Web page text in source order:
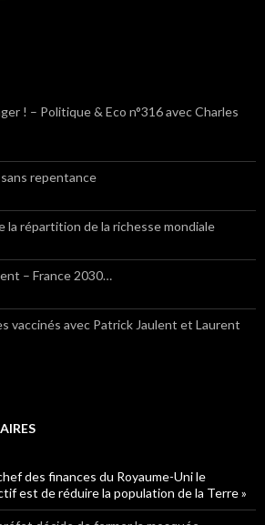
! – Politique & Eco n°316 avec Charles
repentance
la répartition de la richesse mondiale
– France 2030…
vaccinés avec Patrick Jaulent et Laurent
des finances du Royaume-Uni le
est de réduire la population de la Terre »